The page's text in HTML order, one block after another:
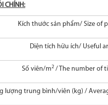
CHÍNH:
Kích thước sản phẩm/ Size of
Diện tích hữu ích/ Useful
Số viên/m2/ The number of
lượng trung bình/viên (kg) /